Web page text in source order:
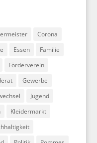
Corona
Essen
Familie
Förderverein
Gewerbe
Jugend
Kleidermarkt